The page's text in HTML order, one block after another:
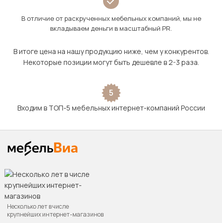
В отличие от раскрученных мебельных компаний, мы не
вкладываем деньги в масштабный PR.
В итоге цена на нашу продукцию ниже, чем у конкурентов.
Некоторые позиции могут быть дешевле в 2-3 раза.
5
Входим в ТОП-5 мебельных интернет-компаний России
Несколько лет в числе
крупнейших интернет-магазинов